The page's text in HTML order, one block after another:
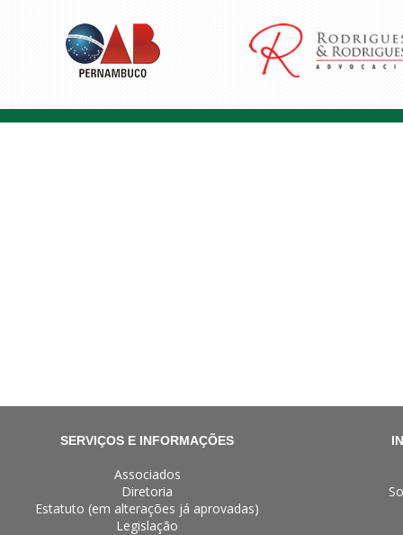
SERVIÇOS E INFORMAÇÕES
Associados
Diretoria
Estatuto (em alterações já aprovadas)
Legislação